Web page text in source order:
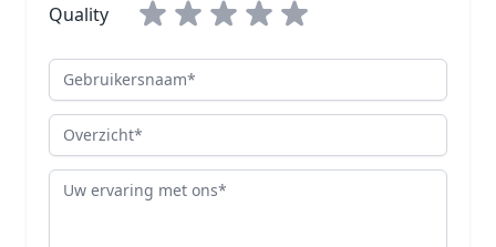
Quality
Gebruikersnaam
Overzicht
Review